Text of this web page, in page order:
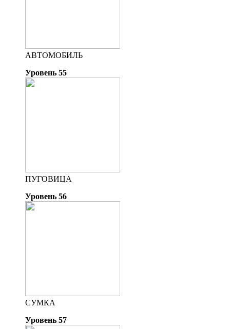
АВТОМОБИЛЬ
Уровень 55
ПУГОВИЦА
Уровень 56
СУМКА
Уровень 57